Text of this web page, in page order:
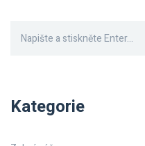
Kategorie